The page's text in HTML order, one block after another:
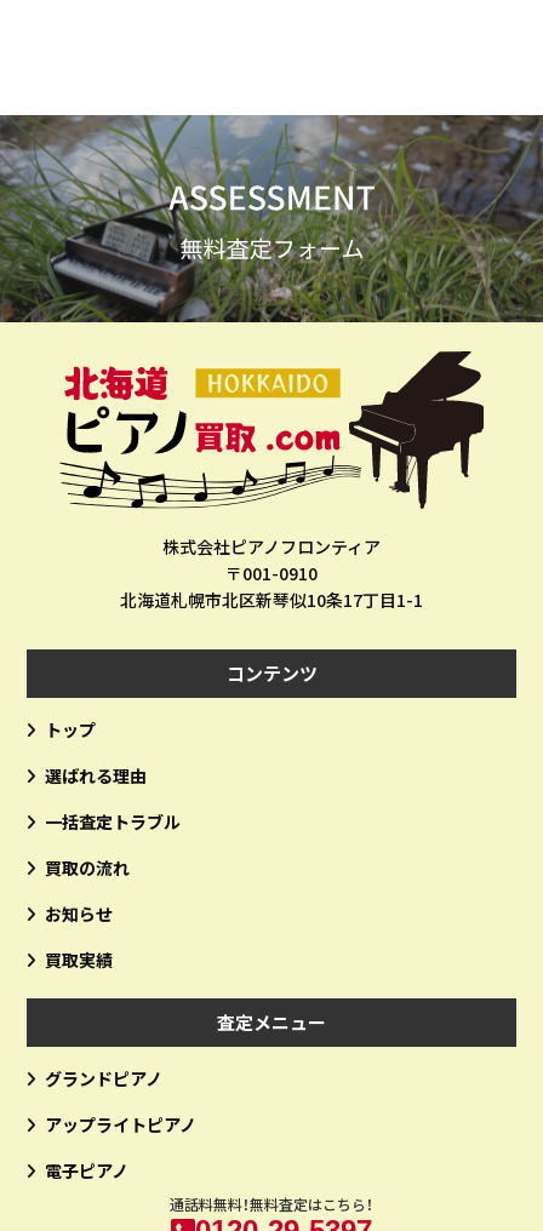
株式会社ピアノフロンティア
〒001-0910
北海道札幌市北区新琴似10条17丁目1-1
コンテンツ
トップ
選ばれる理由
一括査定トラブル
買取の流れ
お知らせ
買取実績
査定メニュー
グランドピアノ
アップライトピアノ
電子ピアノ
通話料無料！無料査定はこちら！